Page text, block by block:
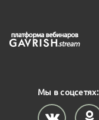
Мы в соцсетях: